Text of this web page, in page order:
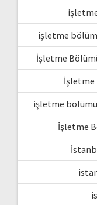
işletme
İşletme
İşletme
işletme
İşletme